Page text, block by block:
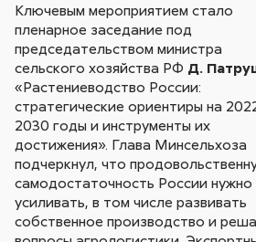
Ключевым мероприятием стало
пленарное заседание под
председательством министра
сельского хозяйства РФ Д.
«Растениеводство России:
стратегические ориентиры на
2030 годы и инструменты их
достижения». Глава Минсельхоза
подчеркнул, что
самодостаточность России нужно
усиливать, в том числе развивать
собственное производство и